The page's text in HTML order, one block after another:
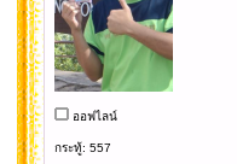
ออฟไลน์
กระทู้: 557